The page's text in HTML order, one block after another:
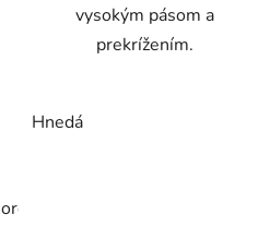
vysokým pásom a
prekrížením.
Hnedá